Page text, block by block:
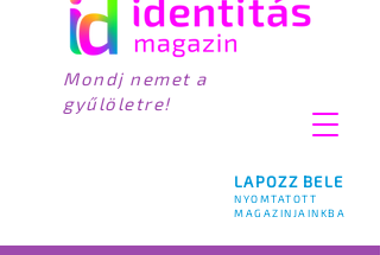
LAPOZZ BELE
NYOMTATOTT
MAGAZINJAINKBA
Mondj nemet a
gyűlöletre!